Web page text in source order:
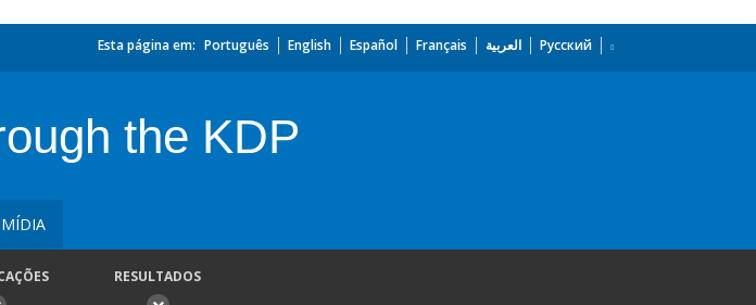
Esta página em: Português English Español Français العربية Русский
the KDP
RESULTADOS